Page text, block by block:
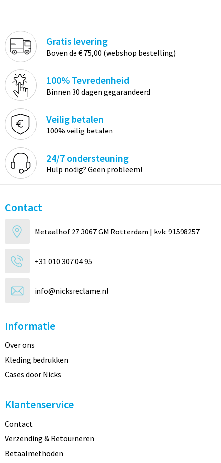
Gratis levering
Boven de € 75,00 (webshop bestelling)
100% Tevredenheid
Binnen 30 dagen gegarandeerd
Veilig betalen
100% veilig betalen
24/7 ondersteuning
Hulp nodig? Geen probleem!
Contact
Metaalhof 27 3067 GM Rotterdam | kvk: 91598257
+31 010 307 04 95
info@nicksreclame.nl
Informatie
Over ons
Kleding bedrukken
Cases door Nicks
Klantenservice
Contact
Verzending & Retourneren
Betaalmethoden